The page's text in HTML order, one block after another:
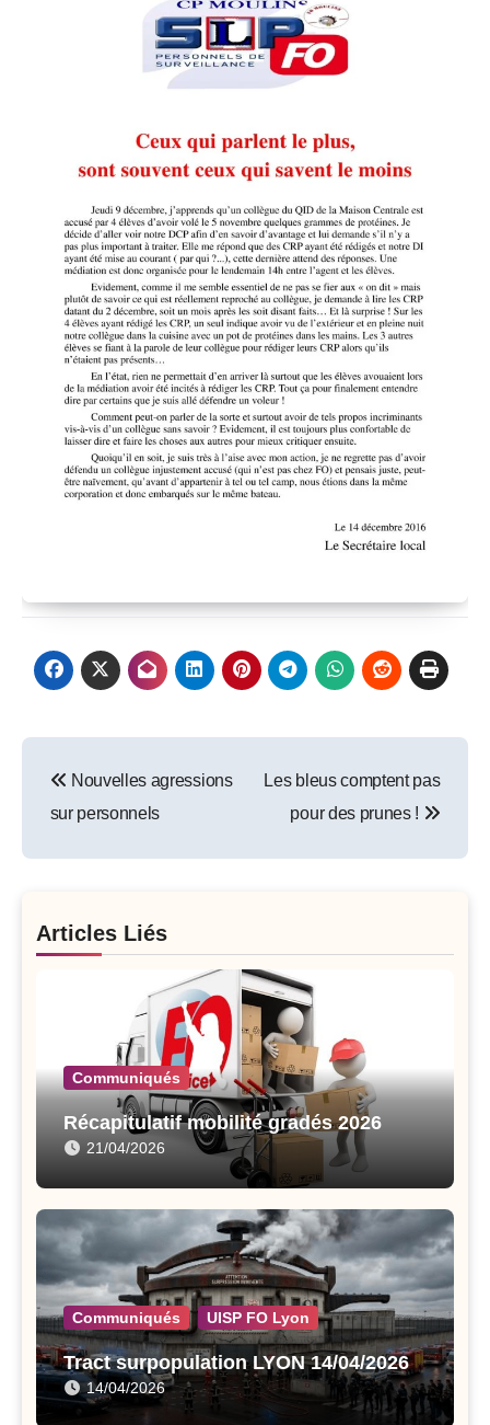
navigation
Nouvelles agressions
sur personnels
Les bleus comptent pas
pour des prunes !
Articles Liés
Communiqués
Récapitulatif mobilité gradés 2026
21/04/2026
Communiqués UISP FO Lyon
Tract surpopulation LYON 14/04/2026
14/04/2026